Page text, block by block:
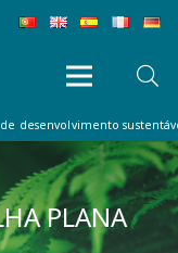
desenvolvimento
PLANA